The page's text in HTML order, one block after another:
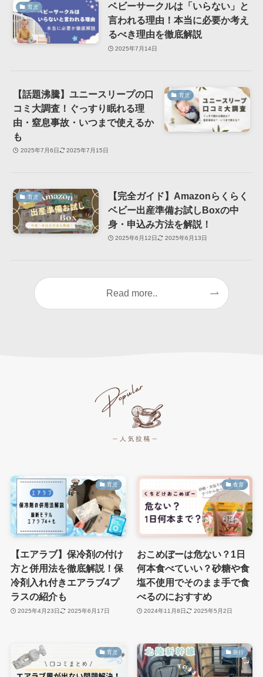
育児
ベビーサークルは「いらない」と
言われる理由！本当に必要か考え
るべき理由を徹底解説
2025年7月14日
育児
【話題沸騰】ユニースリープの口
コミ大調査！ぐっすり眠れる理
由・窒息事故・いつまで使えるか
も
2025年7月6日 2025年7月15日
育児
【完全ガイド】Amazonらくらく
ベビー出産準備お試しBoxの中
身・申込み方法を解説！
2025年6月12日 2025年6月13日
Read more..
育児
【エアラブ】保冷剤の付け
方と併用法を徹底解説！保
冷剤入れ付きエアラブ4プ
ラスの紹介も
2025年4月23日 2025年6月17日
食育
おこめぼーは危ない？1日
何本食べていい？砂糖や食
塩不使用でそのまま手で食
べるのにおすすめ
2024年11月8日 2025年5月2日
育児 旅行